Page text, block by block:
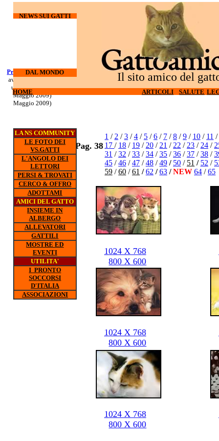
1 / 2 /3 /4 / 5 /6 / 7 /8 /9 / 10 / 11 /
17 / 18 / 19 / 20 / 21 / 22 / 23 / 24 /
31 /32 /33 /34 /35 /36 /37 /38 /
45 /46 /47 /48 / 49 / 50 / 51 / 52 /
59 / 60 / 61 / 62 / 63 /NEW 64 /65
HOME ARTICOLI SALUTE
Il sito amico del
DAL MONDO
NEWS SUI GATTI
HOME ARTICOLI SALUTE
LA NS COMMUNITY
LE FOTO DEI
VS.GATTI
L'ANGOLO DEI
LETTORI
PERSI & TROVATI
CERCO & OFFRO
ADOTTAMI
AMICI DEL GATTO
INSIEME IN
ALBERGO
ALLEVATORI
GATTILI
MOSTRE ED
EVENTI
UTILITA'
I PRONTO
SOCCORSI
D'ITALIA
ASSOCIAZIONI
Pag. 38
1024 X 768
800 X 600
1024 X 768
800 X 600
1024 X 768
800 X 600
Corso di
sopravvivenza
per gatti d'
appartamento (5
Maggio 2009)
Processo Docherty
aveva torturato ed
ucciso 3 gatti (6
Maggio 2009)